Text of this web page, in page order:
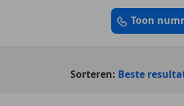
Toon
Sorteren: Beste